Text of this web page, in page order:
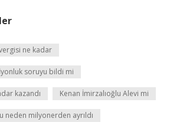
ne kadar
soruyu bildi mi
kazandı Kenan İmirzalıoğlu Alevi mi
neden milyonerden ayrıldı